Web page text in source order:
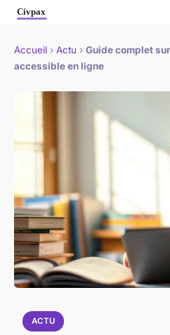
Accueil › Actu › Guide complet
accessible en ligne
ACTU